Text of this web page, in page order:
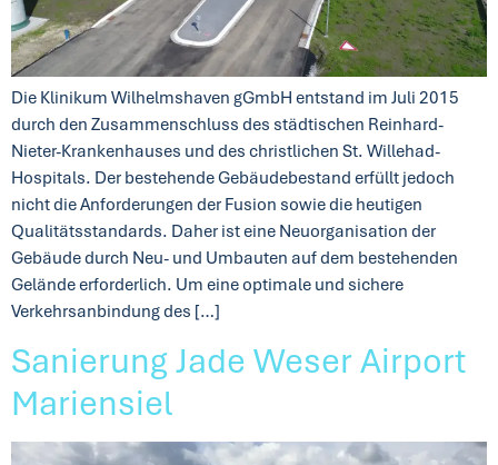
Die Klinikum Wilhelmshaven gGmbH entstand im Juli 2015
durch den Zusammenschluss des städtischen Reinhard-
Nieter-Krankenhauses und des christlichen St. Willehad-
Hospitals. Der bestehende Gebäudebestand erfüllt jedoch
nicht die Anforderungen der Fusion sowie die heutigen
Qualitätsstandards. Daher ist eine Neuorganisation der
Gebäude durch Neu- und Umbauten auf dem bestehenden
Gelände erforderlich. Um eine optimale und sichere
Verkehrsanbindung des […]
Sanierung Jade Weser Airport
Mariensiel